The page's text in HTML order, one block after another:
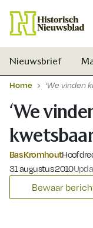
Nieuwsbrief
Home ‘We vinden
‘We
Bas Kromhout
Gepubliceerd op:
31 augustus 2010
Bewaar